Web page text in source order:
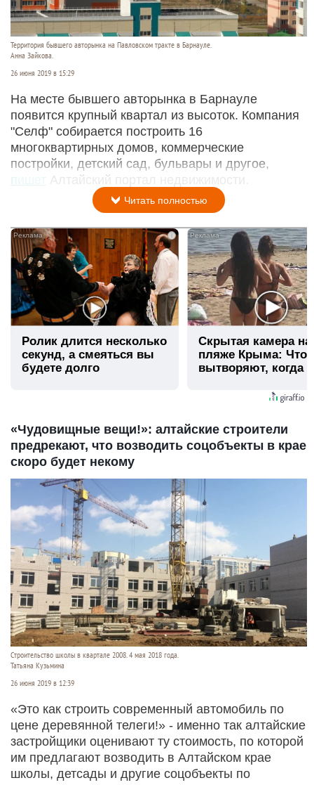
Территория бывшего авторынка на Павловском тракте в Барнауле.
Анна Зайкова.
26 июня 2019 в 15:29
На месте бывшего авторынка в Барнауле
появится крупный квартал из высоток. Компания
"Селф" собирается построить 16
многоквартирных домов, коммерческие
постройки, детский сад, бульвары и другое,
пишет
Алтайский портал недвижимости.
Читать полностью
i
Ролик длится несколько
секунд, а смеяться вы
будете долго
Скрытая камера на
пляже Крыма: Что
вытворяют, когда
«Чудовищные вещи!»: алтайские строители
предрекают, что возводить соцобъекты в крае
скоро будет некому
Строительство школы в квартале 2008. 4 мая 2018 года.
Татьяна Кузьмина
26 июня 2019 в 12:39
«Это как строить современный автомобиль по
цене деревянной телеги!» - именно так алтайские
застройщики оценивают ту стоимость, по которой
им предлагают возводить в Алтайском крае
школы, детсады и другие соцобъекты по